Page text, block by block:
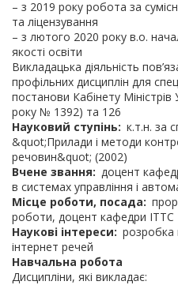
– з 2019 року робота за
та ліцензування
– з лютого 2020 року в.о.
якості освіти
Викладацька діяльність
профільних дисциплін для
постанови Кабінету Міністрів
року № 1392) та 126
Науковий ступінь
к.т.н. за
&quot;Прилади і методи
речовин&quot; (2002)
Вчене звання
доцент
в системах управління і
Місце роботи, посада
роботи, доцент кафедри ІТТС
Наукові інтереси
розробка
інтернет речей
Навчальна робота
Дисципліни, які викладає: